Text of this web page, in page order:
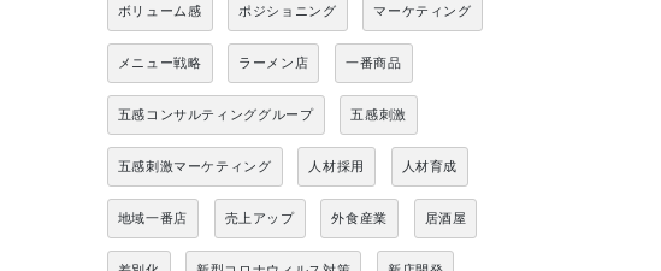
ボリューム感 ポジショニング マーケティング
メニュー戦略 ラーメン店 一番商品
五感コンサルティンググループ 五感刺激
五感刺激マーケティング 人材採用 人材育成
地域一番店 売上アップ 外食産業 居酒屋